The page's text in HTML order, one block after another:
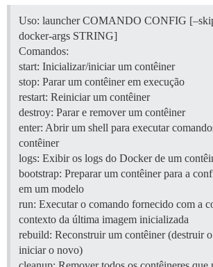
Uso: launcher COMANDO CONFIG
docker-args STRING]
Comandos:
start: Inicializar/iniciar um contêiner
stop: Parar um contêiner em execução
restart: Reiniciar um contêiner
destroy: Parar e remover um contêiner
enter: Abrir um shell para executar
contêiner
logs: Exibir os logs do Docker de um
bootstrap: Preparar um contêiner para a
em um modelo
run: Executar o comando fornecido com a
contexto da última imagem inicializada
rebuild: Reconstruir um contêiner (destruir
iniciar o novo)